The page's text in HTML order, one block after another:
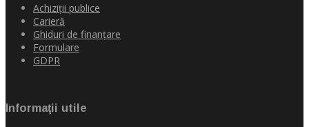
Achiziţii publice
Carieră
Ghiduri de finanţare
Formulare
GDPR
Informaţii utile